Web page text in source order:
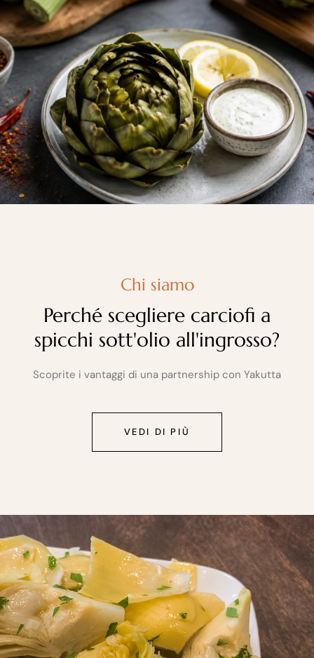
Chi siamo
Perché scegliere carciofi a
spicchi sott'olio all'ingrosso?
Scoprite i vantaggi di una partnership con Yakutta
VEDI DI PIÙ